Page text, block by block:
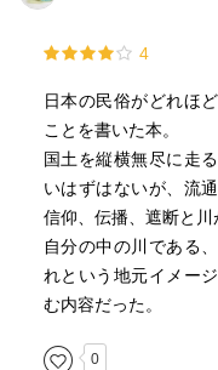
4
日本の民俗がどれほ
ことを書いた本。
国土を縦横無尽に走
いはずはないが、流
信仰、伝播、遮断と川
自分の中の川である
れという地元イメー
む内容だった。
0